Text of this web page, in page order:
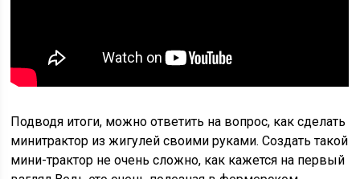
Подводя итоги, можно ответить на вопрос, как сделать
минитрактор из жигулей своими руками. Создать такой
мини-трактор не очень сложно, как кажется на первый